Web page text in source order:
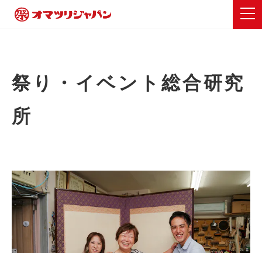
祭り・イベント総合研究
所